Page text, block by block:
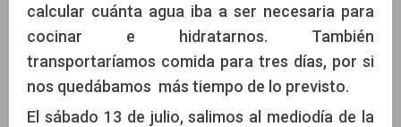
calcular cuánta agua iba a ser necesaria para
cocinar e hidratarnos. También
transportaríamos comida para tres días, por si
nos quedábamos más tiempo de lo previsto.
El sábado 13 de julio, salimos al mediodía de la